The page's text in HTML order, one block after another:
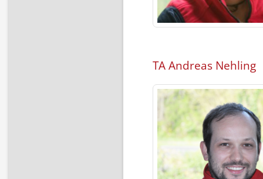
TA Andreas Nehling